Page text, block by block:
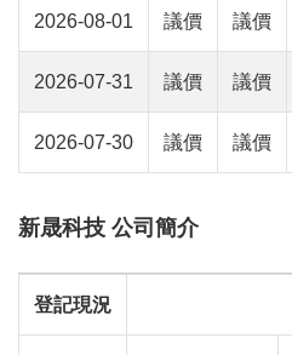
2026-08-01 議價 議價
2026-07-31 議價 議價
2026-07-30 議價 議價
新晟科技 公司簡介
登記現況